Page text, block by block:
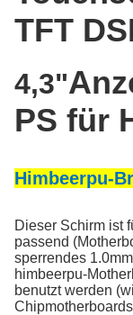
TFT
4,3"
PS für
Himbeerpu-
Dieser Schirm ist
passend
sperrendes
himbeerpu-
benutzt werden